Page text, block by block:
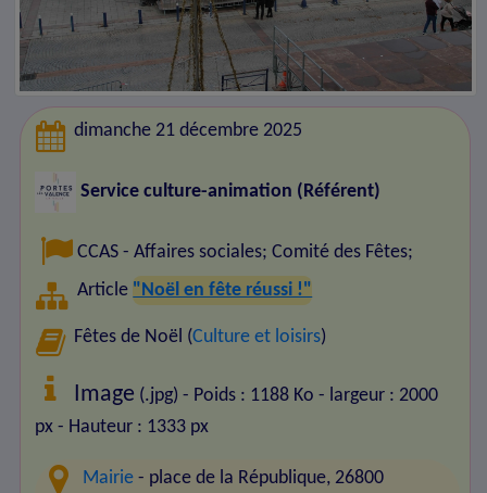
dimanche 21 décembre 2025
Service culture-animation (Référent)
CCAS - Affaires sociales;Comité des Fêtes;
Article "Noël en fête réussi !"
Fêtes de Noël (Culture et loisirs)
Image (.jpg) - Poids : 1188 Ko - largeur : 2000
px - Hauteur : 1333 px
Mairie - place de la République, 26800